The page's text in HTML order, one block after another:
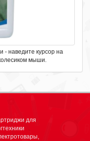
- наведите курсор на
мыши.
для